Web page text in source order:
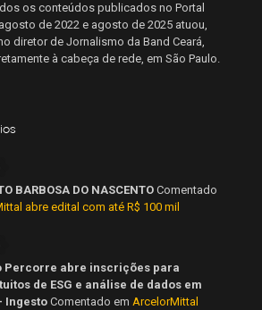
os conteúdos publicados no Portal
de 2022 e agosto de 2025 atuou,
diretor de Jornalismo da Band Ceará,
à cabeça de rede, em São Paulo.
BARBOSA DO NASCENTO Comentado
abre edital com até R$ 100 mil
Percorre abre inscrições para
de ESG e análise de dados em
Ingesto Comentado em ArcelorMittal